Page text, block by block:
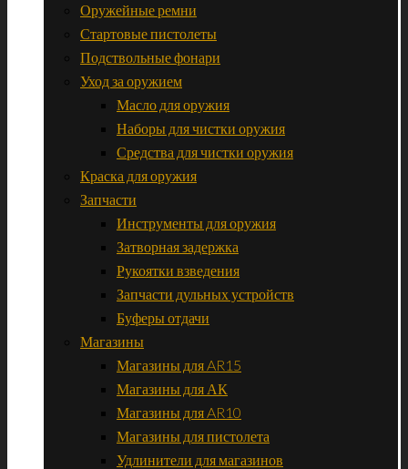
Оружейные ремни
Стартовые пистолеты
Подствольные фонари
Уход за оружием
Масло для оружия
Наборы для чистки оружия
Средства для чистки оружия
Краска для оружия
Запчасти
Инструменты для оружия
Затворная задержка
Рукоятки взведения
Запчасти дульных устройств
Буферы отдачи
Магазины
Магазины для AR15
Магазины для АК
Магазины для AR10
Магазины для пистолета
Удлинители для магазинов